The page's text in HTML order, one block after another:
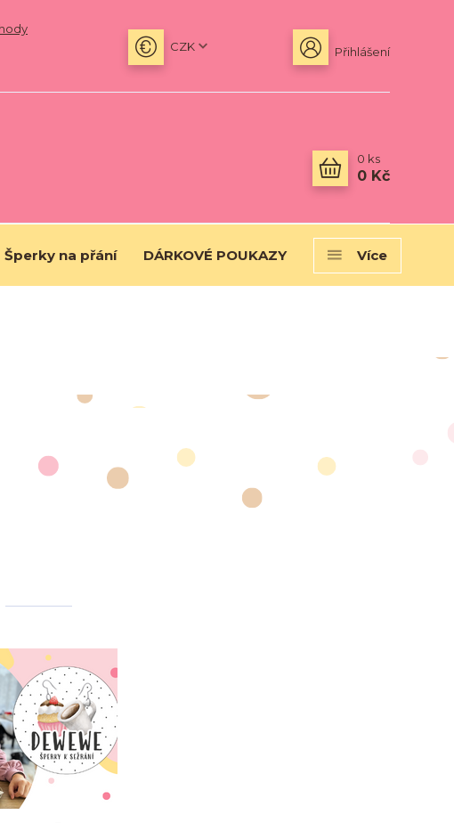
CZK
Přihlášení
0 ks
0 Kč
Šperky na přání DÁRKOVÉ POUKAZY Více